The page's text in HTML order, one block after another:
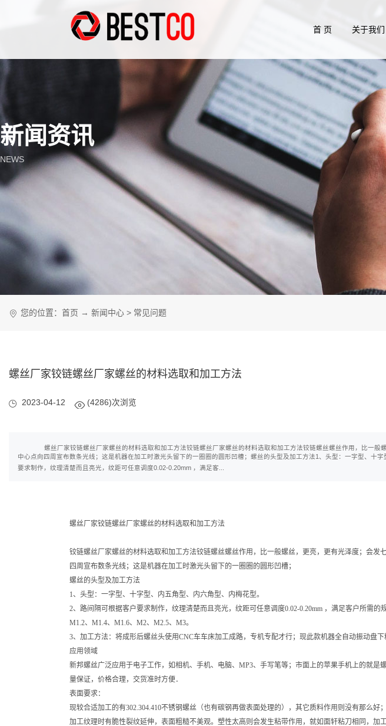
首 页 关于我们
公司风采
资质证书
新闻资讯
NEWS
您的位置： 首页 → 新闻中心 > 常见问题
螺丝厂家铰链螺丝厂家螺丝的材料选取和加工方法
2023-04-12 (4286)次浏览
螺丝厂家铰链螺丝厂家螺丝的材料选取和加工方法铰链螺丝厂家螺丝的材料选取和加工方法铰链螺丝螺丝作用，比一般
中心点向四周宣布数条光线；这是机器在加工时激光头留下的一圈圈的圆形凹槽；螺丝的头型及加工方法1、头型：一字型、十
要求制作，纹理清楚而且亮光，纹距可任意调度0.02-0.20mm ，满足客...
螺丝厂家铰链螺丝厂家螺丝的材料选取和加工方法
铰链螺丝厂家螺丝的材料选取和加工方法铰链螺丝螺丝作用，比一般螺丝，更亮，更有光泽度；会发
四周宣布数条光线；这是机器在加工时激光头留下的一圈圈的圆形凹槽；
螺丝的头型及加工方法
1、头型：一字型、十字型、内五角型、内六角型、内梅花型。
2、路间隔可根据客户要求制作，纹理清楚而且亮光，纹距可任意调度0.02-0.20mm ，满足客户所需的
M1.2、M1.4、M1.6、M2、M2.5、M3。
3、加工方法：将成形后螺丝头使用CNC车车床加工成路，专机专配才行；现此款机器全自动振动盘下
应用领域
新邦螺丝广泛应用于电子工作，如相机、手机、电脑、MP3、手写笔等；市面上的苹果手机上的就是
量保证，价格合理，交货准时方便．
表面要求：
现较合适加工的有302.304.410不锈钢螺丝（也有碳钢再做表面处理的），其它质料作用则没有那么好
加工纹理时有脆性裂纹延伸，表面粗糙不美观。塑性太高则会发生粘带作用，就如面轩粘刀相同，加